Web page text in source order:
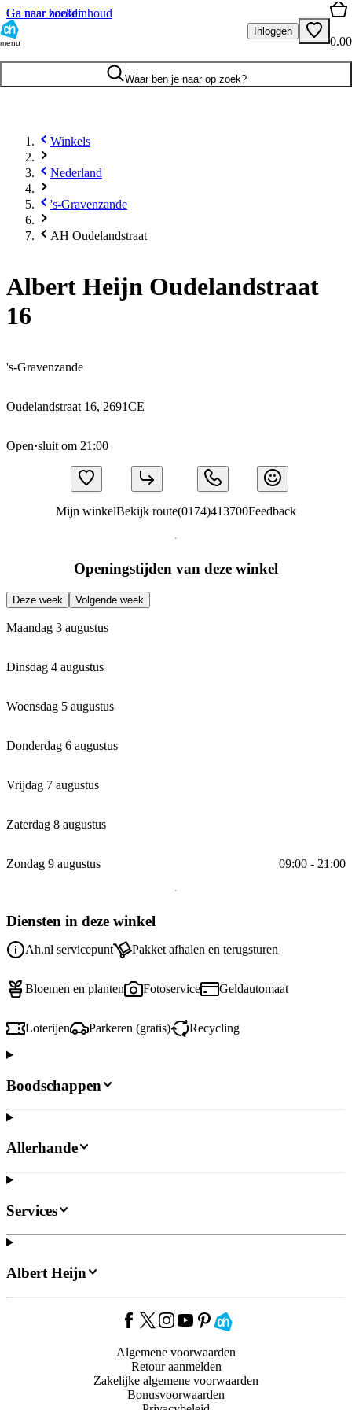
Ga naar hoofdinhoud
Ga naar zoeken
menu
Inloggen
0.00
Waar ben je naar op zoek?
Winkels
Nederland
's-Gravenzande
AH Oudelandstraat
Albert Heijn Oudelandstraat
16
's-Gravenzande
Oudelandstraat 16, 2691CE
Open·sluit om 21:00
Mijn winkelBekijk route(0174)413700Feedback
Openingstijden van deze winkel
Deze week Volgende week
Maandag 3 augustus
Dinsdag 4 augustus
Woensdag 5 augustus
Donderdag 6 augustus
Vrijdag 7 augustus
Zaterdag 8 augustus
Zondag 9 augustus 09:00 - 21:00
Diensten in deze winkel
Ah.nl servicepunt Pakket afhalen en terugsturen
Bloemen en planten Fotoservice Geldautomaat
Loterijen Parkeren (gratis) Recycling
Boodschappen
Allerhande
Services
Albert Heijn
Algemene voorwaarden
Retour aanmelden
Zakelijke algemene voorwaarden
Bonusvoorwaarden